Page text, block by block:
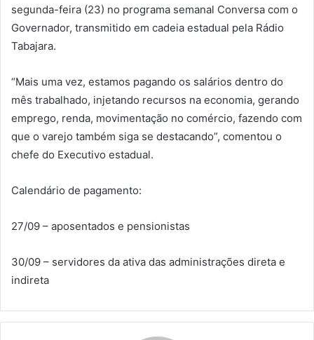
segunda-feira (23) no programa semanal Conversa com o
Governador, transmitido em cadeia estadual pela Rádio
Tabajara.
“Mais uma vez, estamos pagando os salários dentro do
mês trabalhado, injetando recursos na economia, gerando
emprego, renda, movimentação no comércio, fazendo com
que o varejo também siga se destacando”, comentou o
chefe do Executivo estadual.
Calendário de pagamento:
27/09 – aposentados e pensionistas
30/09 – servidores da ativa das administrações direta e
indireta